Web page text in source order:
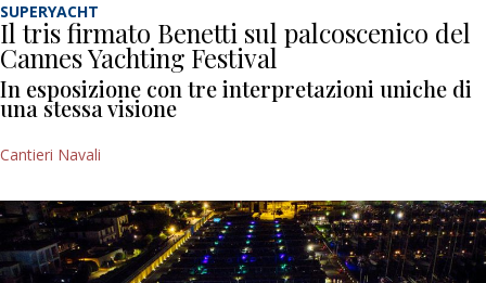
SUPERYACHT
Il tris firmato Benetti sul palcoscenico del
Cannes Yachting Festival
In esposizione con tre interpretazioni uniche di
una stessa visione
Cantieri Navali